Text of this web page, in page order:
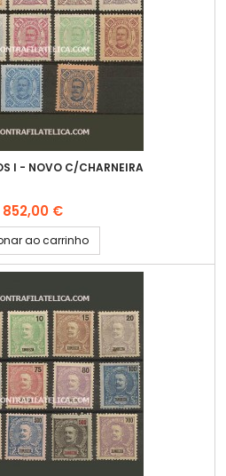
I - NOVO C/CHARNEIRA
852,00 €
ao carrinho